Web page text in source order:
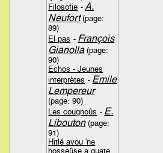
Filosofie - A.
Neufort(page:
89)
El pas - François
Gianolla(page:
90)
Echos - Jeunes
interprètes - Emile
Lempereur
(page: 90)
Les cougnoûs - E.
Libouton(page:
91)
Hitlé avou 'ne
hosseûse a quate